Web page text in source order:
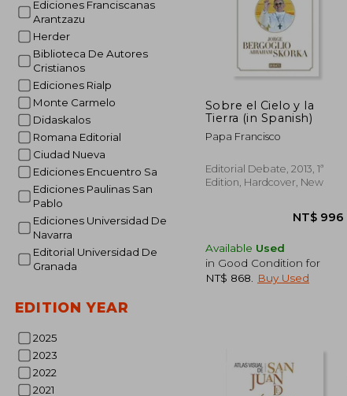
Ediciones Franciscanas
Arantzazu
Herder
Biblioteca De Autores
Cristianos
Ediciones Rialp
Monte Carmelo
Didaskalos
Romana Editorial
Ciudad Nueva
Ediciones Encuentro Sa
Ediciones Paulinas San
Pablo
Ediciones Universidad De
Navarra
Editorial Universidad De
Granada
EDITION YEAR
2025
2023
2022
2021
Sobre el Cielo y la
Tierra (in Spanish)
Papa Francisco
Editorial Debate, 2013, 1ª
Edition, Hardcover, New
Available Used
in Good Condition for
NT$ 868
Buy Used